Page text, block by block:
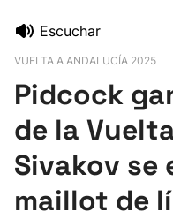
Pelota
Remo
Escuchar
VUELTA A ANDALUCÍA 2025
Pidcock
de la
Sivakov se
maillot de